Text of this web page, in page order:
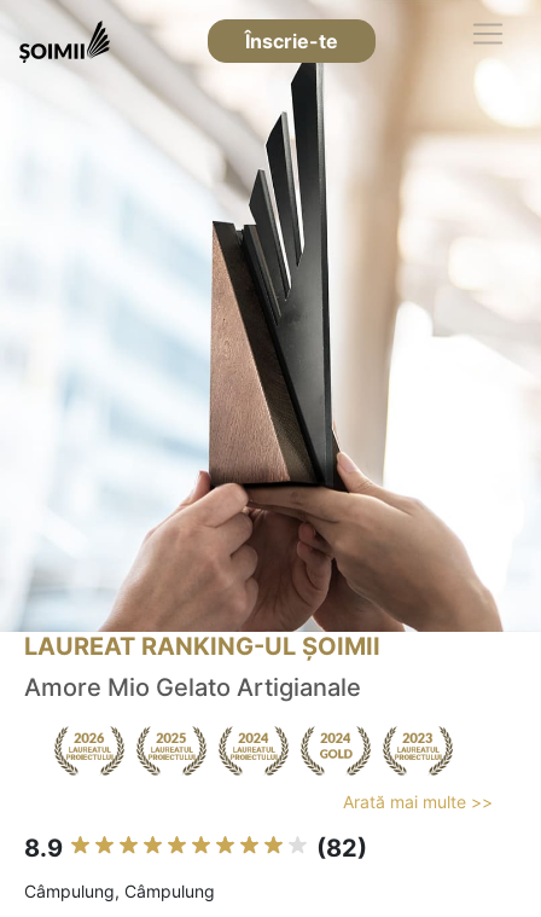
Înscrie-te
LAUREAT RANKING-UL ȘOIMII
Amore Mio Gelato Artigianale
Arată mai multe >>
8.9 (82)
Câmpulung, Câmpulung